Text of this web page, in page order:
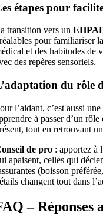
étapes pour
transition vers un
pour familiariser
et des habitudes de
des repères sensoriels.
du rôle
l’aidant, c’est aussi
à passer d’un
tout en retrouvant
de pro: apportez à
apaisent, celles qui
(boisson
changent tout dans
– Réponses